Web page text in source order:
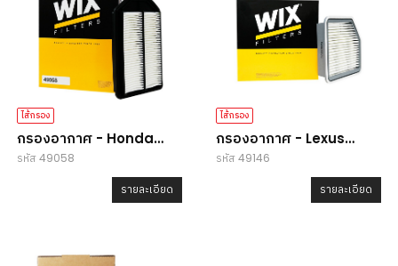
ไส้กรอง
กรองอากาศ - Honda
CR-V
รหัส 49058
รายละเอียด
ไส้กรอง
กรองอากาศ - Lexus
IS/GS
รหัส 49146
รายละเอียด